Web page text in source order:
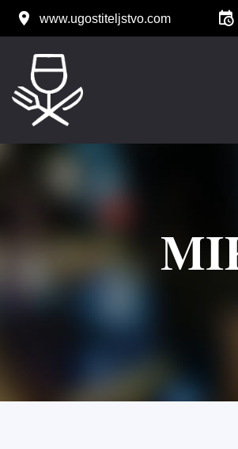
www.ugostiteljstvo.com